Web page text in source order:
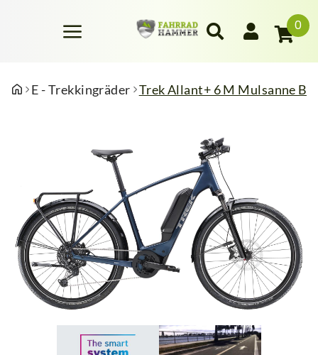
0
E - Trekkingräder Trek Allant+ 6 M Mulsanne